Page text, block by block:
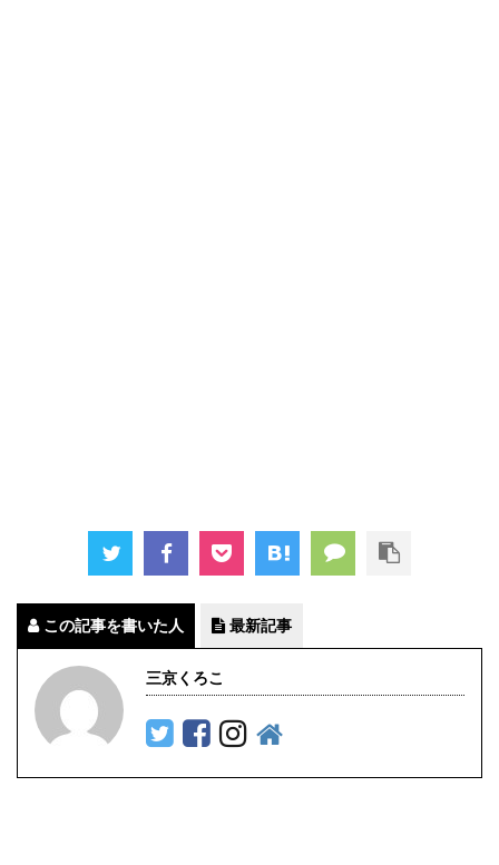
この記事を書いた人 最新記事
三京くろこ